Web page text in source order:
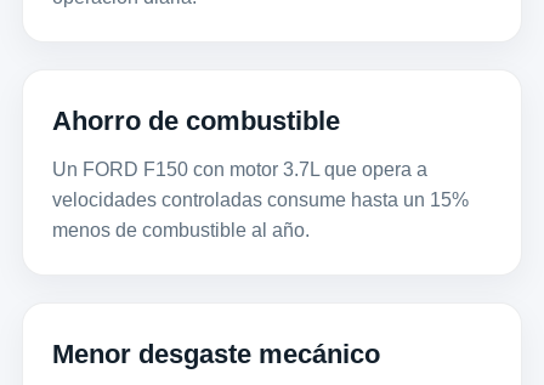
Ahorro de combustible
Un FORD F150 con motor 3.7L que opera a
velocidades controladas consume hasta un 15%
menos de combustible al año.
Menor desgaste mecánico